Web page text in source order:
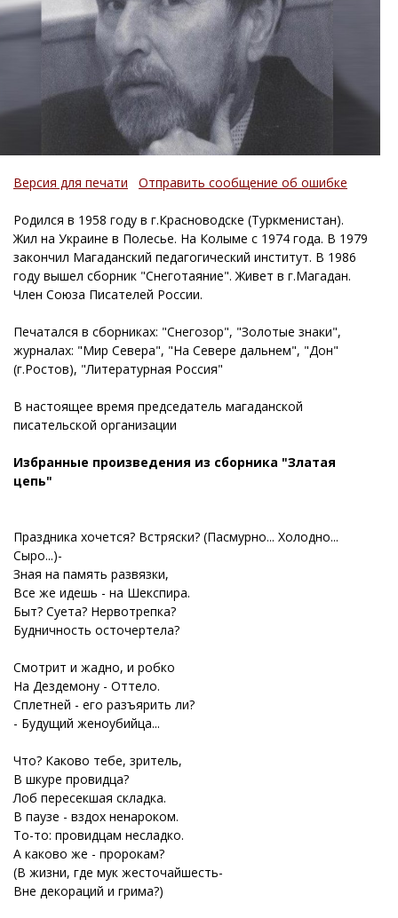
Версия для печати Отправить сообщение об ошибке
Родился в 1958 году в г.Красноводске (Туркменистан).
Жил на Украине в Полесье. На Колыме с 1974 года. В 1979
закончил Магаданский педагогический институт. В 1986
году вышел сборник "Снеготаяние". Живет в г.Магадан.
Член Союза Писателей России.
Печатался в сборниках: "Снегозор", "Золотые знаки",
журналах: "Мир Севера", "На Севере дальнем", "Дон"
(г.Ростов), "Литературная Россия"
В настоящее время председатель магаданской
писательской организации
Избранные произведения из сборника "Златая
цепь"
Праздника хочется? Встряски? (Пасмурно... Холодно...
Сыро...)-
Зная на память развязки,
Все же идешь - на Шекспира.
Быт? Суета? Нервотрепка?
Будничность осточертела?
Смотрит и жадно, и робко
На Дездемону - Оттело.
Сплетней - его разъярить ли?
- Будущий женоубийца...
Что? Каково тебе, зритель,
В шкуре провидца?
Лоб пересекшая складка.
В паузе - вздох ненароком.
То-то: провидцам несладко.
А каково же - пророкам?
(В жизни, где мук жесточайшесть-
Вне декораций и грима?)